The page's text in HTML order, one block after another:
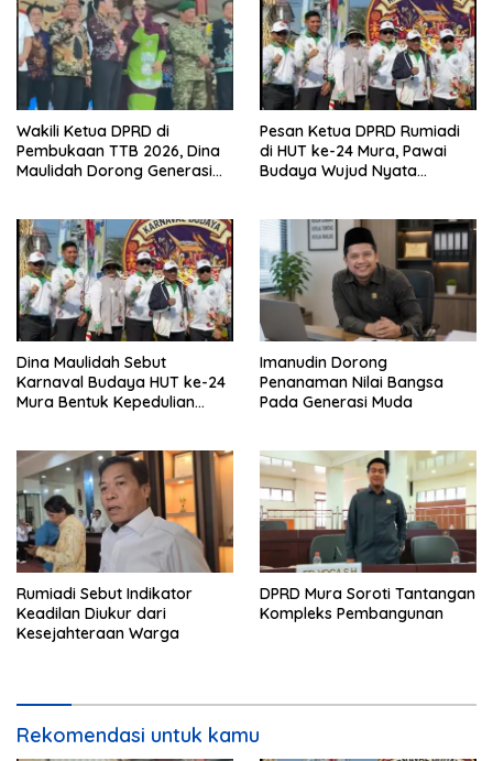
Wakili Ketua DPRD di
Pembukaan TTB 2026, Dina
Maulidah Dorong Generasi
Pesan Ketua DPRD Rumiadi
di HUT ke-24 Mura, Pawai
Budaya Wujud Nyata
Dina Maulidah Sebut
Karnaval Budaya HUT ke-24
Mura Bentuk Kepedulian
Imanudin Dorong
Penanaman Nilai Bangsa
Pada Generasi Muda
Rumiadi Sebut Indikator
Keadilan Diukur dari
Kesejahteraan Warga
DPRD Mura Soroti Tantangan
Kompleks Pembangunan
Rekomendasi untuk kamu